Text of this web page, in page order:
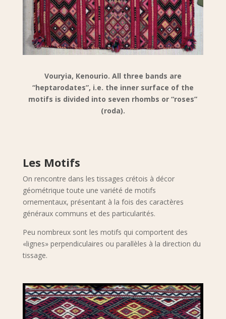
Vouryia, Kenourio. All three bands are
“heptarodates”, i.e. the inner surface of the
motifs is divided into seven rhombs or “roses”
(roda).
Les Motifs
On rencontre dans les tissages crétois à décor
géométrique toute une variété de motifs
ornementaux, présentant à la fois des caractères
généraux communs et des particularités.
Peu nombreux sont les motifs qui comportent des
«lignes» perpendiculaires ou parallèles à la direction du
tissage.